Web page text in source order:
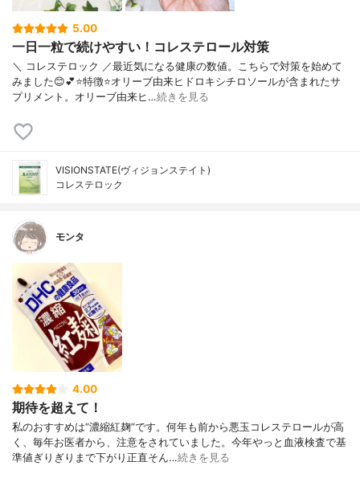
5.00
一日一粒で続けやすい！コレステロール対策
＼ コレステロック ／最近気になる健康の数値。こちらで対策を始めて
みました😊💕⭐️特徴⭐️オリーブ由来ヒドロキシチロソールが含まれたサ
プリメント。オリーブ由来ヒ…続きを見る
VISIONSTATE(ヴィジョンステイト)
コレステロック
モンタ
4.00
期待を超えて！
私のおすすめは“濃縮紅麹”です。何年も前から悪玉コレステロールが高
く、毎年お医者から、注意をされていました。今年やっと血液検査で基
準値ぎりぎりまで下がり正直そん…続きを見る